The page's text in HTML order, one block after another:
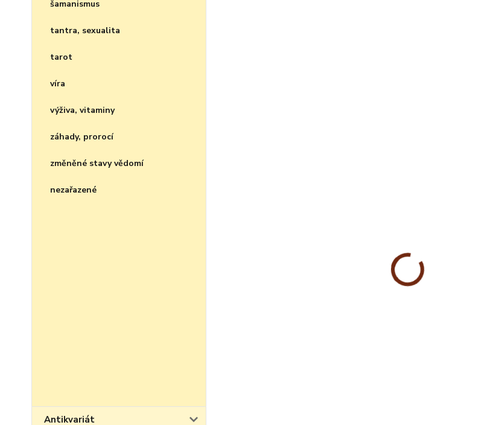
šamanismus
tantra, sexualita
tarot
víra
výživa, vitaminy
záhady, prorocí
změněné stavy vědomí
nezařazené
Antikvariát